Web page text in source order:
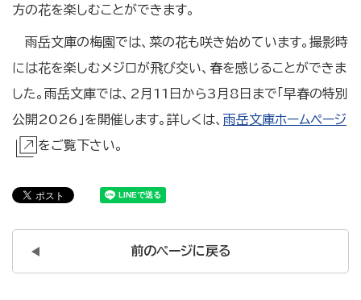
方の花を楽しむことができます。
雨岳文庫の梅園では、菜の花も咲き始めています。撮影時
には花を楽しむメジロが飛び交い、春を感じることができま
した。雨岳文庫では、2月11日から3月8日まで「早春の特別
公開2026」を開催します。詳しくは、 雨岳文庫ホームページ
をご覧下さい。
前のページに戻る